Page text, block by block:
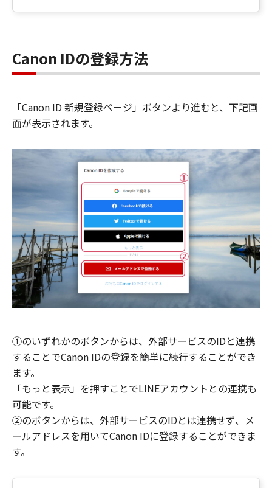
Canon IDの登録方法
「Canon ID 新規登録ページ」ボタンより進むと、下記画
面が表示されます。
①のいずれかのボタンからは、外部サービスのIDと連携
することでCanon IDの登録を簡単に続行することができ
ます。
「もっと表示」を押すことでLINEアカウントとの連携も
可能です。
②のボタンからは、外部サービスのIDとは連携せず、メ
ールアドレスを用いてCanon IDに登録することができま
す。